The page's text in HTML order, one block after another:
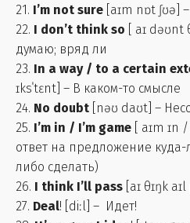
21. I’m not sure [aɪm nɒt ʃʊə]
22. I don’t think so [ aɪ dəʊnt
думаю; вряд ли
23. In a way / to a certain
ɪksˈtɛnt] – В каком-то смысле
24. No doubt [nəʊ daʊt] –
25. I’m in / I’m game [ aɪm ɪn
ответ на предложение куда-
либо сделать)
26. I think I’ll pass [aɪ θɪŋk
27. Deal! [diːl] – Идет!